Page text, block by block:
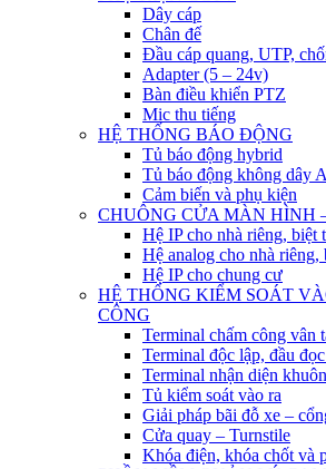
Dây cáp
Chân đế
Đầu cáp quang, UTP,
Adapter (5 – 24v)
Bàn điều khiển PTZ
Mic thu tiếng
HỆ THỐNG BÁO ĐỘNG
Tủ báo động hybrid
Tủ báo động không dây
Cảm biến và phụ kiện
CHUÔNG CỬA MÀN HÌNH
Hệ IP cho nhà riêng, biệt
Hệ analog cho nhà riêng,
Hệ IP cho chung cư
HỆ THỐNG KIỂM SOÁT
CÔNG
Terminal chấm công vân
Terminal độc lập, đầu
Terminal nhận diện
Tủ kiểm soát vào ra
Giải pháp bãi đỗ xe –
Cửa quay – Turnstile
Khóa điện, khóa chốt và